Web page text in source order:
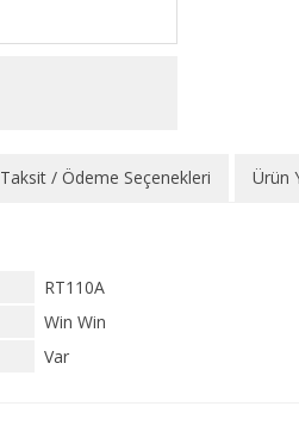
Taksit / Ödeme Seçenekleri Ürün
RT110A
Win Win
Var